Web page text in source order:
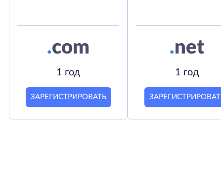
.com
1 год
ЗАРЕГИСТРИРОВАТЬ
.net
1 год